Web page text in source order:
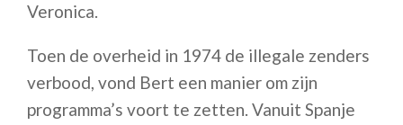
Veronica.
Toen de overheid in 1974 de illegale zenders
verbood, vond Bert een manier om zijn
programma’s voort te zetten. Vanuit Spanje